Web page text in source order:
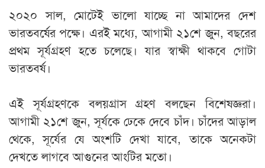
২০২০ সাল, মোটেই ভালো যাচ্ছে না আমাদের দেশ
ভারতবর্ষের পক্ষে। এরই মধ্যে, আগামী ২১শে জুন, বছরের
প্রথম সূর্যগ্রহণ হতে চলেছে। যার স্বাক্ষী থাকবে গোটা
ভারতবর্ষ।
এই সূর্যগ্রহণকে বলয়গ্রাস গ্রহণ বলছেন বিশেষজ্ঞরা।
আগামী ২১শে জুন, সূর্যকে ঢেকে দেবে চাঁদ। চাঁদের আড়াল
থেকে, সূর্যের যে অংশটি দেখা যাবে, তাকে অনেকটা
দেখতে লাগবে আগুনের আংটির মতো।